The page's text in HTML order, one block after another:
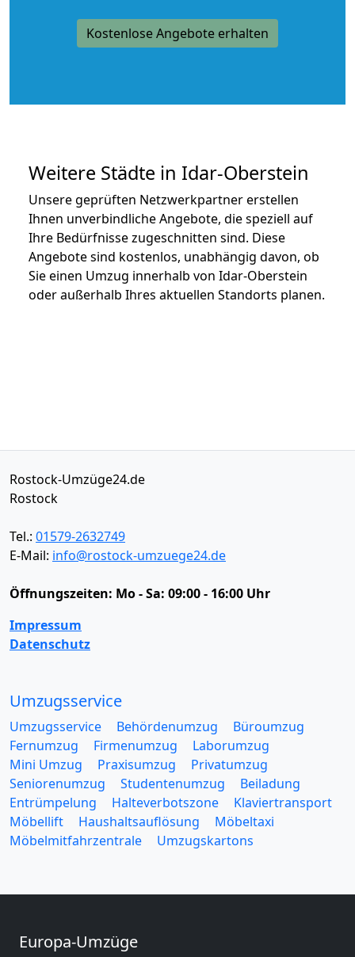
Kostenlose Angebote erhalten
Weitere Städte in Idar-Oberstein
Unsere geprüften Netzwerkpartner erstellen
Ihnen unverbindliche Angebote, die speziell auf
Ihre Bedürfnisse zugeschnitten sind. Diese
Angebote sind kostenlos, unabhängig davon, ob
Sie einen Umzug innerhalb von Idar-Oberstein
oder außerhalb Ihres aktuellen Standorts planen.
Rostock-Umzüge24.de
Rostock
Tel.: 01579-2632749
E-Mail: info@rostock-umzuege24.de
Öffnungszeiten: Mo - Sa: 09:00 - 16:00 Uhr
Impressum
Datenschutz
Umzugsservice
Umzugsservice Behördenumzug
Büroumzug
Fernumzug
Firmenumzug
Laborumzug
Mini Umzug
Praxisumzug
Privatumzug
Seniorenumzug
Studentenumzug
Beiladung
Entrümpelung
Halteverbotszone
Klaviertransport
Möbellift
Haushaltsauflösung
Möbeltaxi
Möbelmitfahrzentrale
Umzugskartons
Europa-Umzüge